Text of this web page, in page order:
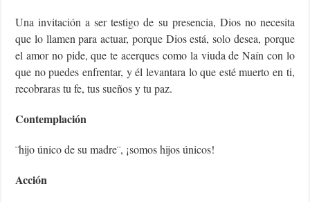
Una invitación a ser testigo de su presencia, Dios no necesita
que lo llamen para actuar, porque Dios está, solo desea, porque
el amor no pide, que te acerques como la viuda de Naín con lo
que no puedes enfrentar, y él levantara lo que esté muerto en ti,
recobraras tu fe, tus sueños y tu paz.
Contemplación
¨hijo único de su madre¨, ¡somos hijos únicos!
Acción